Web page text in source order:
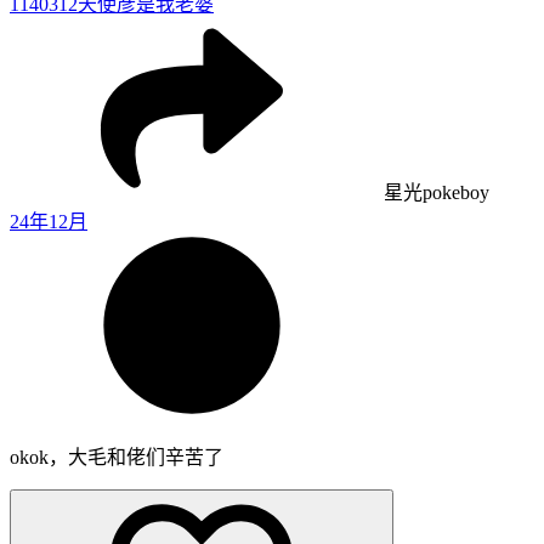
星光pokeboy
24年12月
okok，大毛和佬们辛苦了